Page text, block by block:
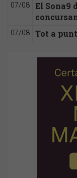
07/08
El Sona9
07/08 Tot a